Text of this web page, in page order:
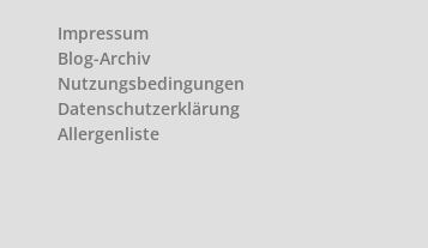
Impressum
Blog-Archiv
Nutzungsbedingungen
Datenschutzerklärung
Allergenliste